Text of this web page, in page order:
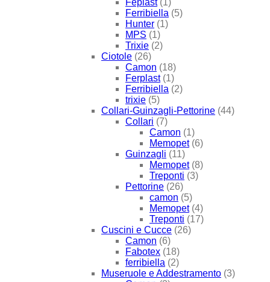
Feplast (1)
Ferribiella (5)
Hunter (1)
MPS (1)
Trixie (2)
Ciotole (26)
Camon (18)
Ferplast (1)
Ferribiella (2)
trixie (5)
Collari-Guinzagli-Pettorine (44)
Collari (7)
Camon (1)
Memopet (6)
Guinzagli (11)
Memopet (8)
Treponti (3)
Pettorine (26)
camon (5)
Memopet (4)
Treponti (17)
Cuscini e Cucce (26)
Camon (6)
Fabotex (18)
ferribiella (2)
Museruole e Addestramento (3)